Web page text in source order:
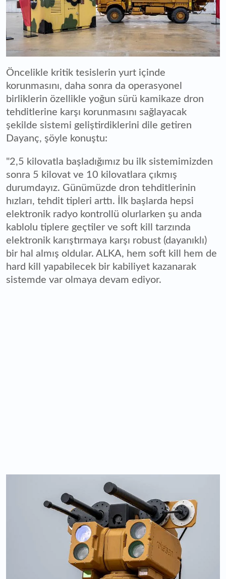
Öncelikle kritik tesislerin yurt içinde
korunmasını, daha sonra da operasyonel
birliklerin özellikle yoğun sürü kamikaze dron
tehditlerine karşı korunmasını sağlayacak
şekilde sistemi geliştirdiklerini dile getiren
Dayanç, şöyle konuştu:
"2,5 kilovatla başladığımız bu ilk sistemimizden
sonra 5 kilovat ve 10 kilovatlara çıkmış
durumdayız. Günümüzde dron tehditlerinin
hızları, tehdit tipleri arttı. İlk başlarda hepsi
elektronik radyo kontrollü olurlarken şu anda
kablolu tiplere geçtiler ve soft kill tarzında
elektronik karıştırmaya karşı robust (dayanıklı)
bir hal almış oldular. ALKA, hem soft kill hem de
hard kill yapabilecek bir kabiliyet kazanarak
sistemde var olmaya devam ediyor.